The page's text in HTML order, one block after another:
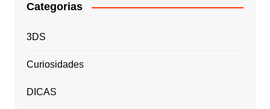
Categorias
3DS
Curiosidades
DICAS